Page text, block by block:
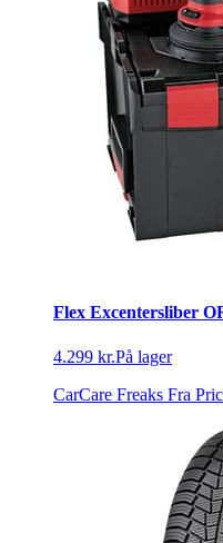
Flex Excentersliber
4.299 kr.På lager
CarCare Freaks Fra